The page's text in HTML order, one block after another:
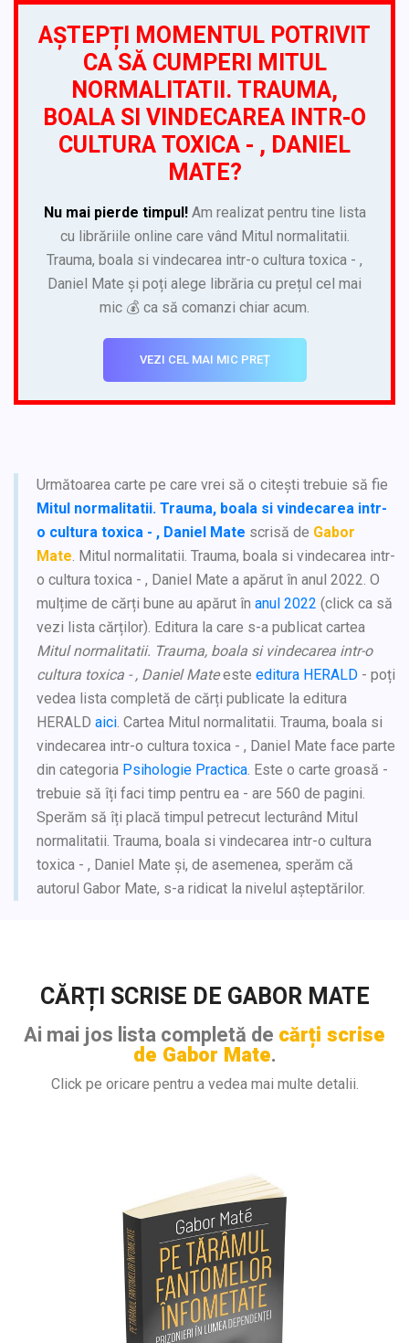
AȘTEPȚI MOMENTUL POTRIVIT
CA SĂ CUMPERI MITUL
NORMALITATII. TRAUMA,
BOALA SI VINDECAREA INTR-O
CULTURA TOXICA - , DANIEL
MATE?
Nu mai pierde timpul!Am realizat pentru tine lista
cu librăriile online care vând Mitul normalitatii.
Trauma, boala si vindecarea intr-o cultura toxica - ,
Daniel Mate și poți alege librăria cu prețul cel mai
mic 💰 ca să comanzi chiar acum.
VEZI CEL MAI MIC PREȚ
Următoarea carte pe care vrei să o citești trebuie să fie
Mitul normalitatii. Trauma, boala si vindecarea intr-
o cultura toxica - , Daniel Mate scrisă de Gabor
Mate. Mitul normalitatii. Trauma, boala si vindecarea intr-
o cultura toxica - , Daniel Mate a apărut în anul 2022. O
mulțime de cărți bune au apărut în anul 2022 (click ca să
vezi lista cărților). Editura la care s-a publicat cartea
Mitul normalitatii. Trauma, boala si vindecarea intr-o
cultura toxica - , Daniel Mateeste editura HERALD - poți
vedea lista completă de cărți publicate la editura
HERALD aici. Cartea Mitul normalitatii. Trauma, boala si
vindecarea intr-o cultura toxica - , Daniel Mate face parte
din categoria Psihologie Practica. Este o carte groasă -
trebuie să îți faci timp pentru ea - are 560 de pagini.
Sperăm să îți placă timpul petrecut lecturând Mitul
normalitatii. Trauma, boala si vindecarea intr-o cultura
toxica - , Daniel Mate și, de asemenea, sperăm că
autorul Gabor Mate, s-a ridicat la nivelul așteptărilor.
CĂRȚI SCRISE DE GABOR MATE
Ai mai jos lista completă de cărți scrise
de Gabor Mate.
Click pe oricare pentru a vedea mai multe detalii.